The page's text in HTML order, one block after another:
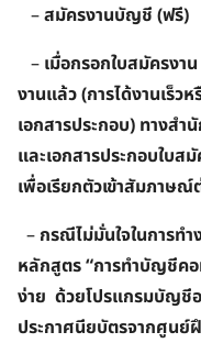
–สมัครงานบัญชี (ฟรี)
– เมื่อกรอกใบสมัครงา
งานแล้ว(การได้งานเร็ว
เอกสารประกอบ) ทางสำ
และเอกสารประกอบใบส
เพื่อเรียกตัวเข้าสัมภาษณ์
– กรณีไม่มั่นใจในการท
หลักสูตร “การทำบัญชีคอ
ง่าย ด้วยโปรแกรมบัญชีอ
ประกาศนียบัตรจากศูนย์